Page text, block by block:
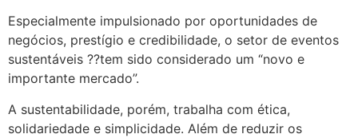
Especialmente impulsionado por oportunidades de
negócios, prestígio e credibilidade, o setor de eventos
sustentáveis ??tem sido considerado um “novo e
importante mercado”.
A sustentabilidade, porém, trabalha com ética,
solidariedade e simplicidade. Além de reduzir os